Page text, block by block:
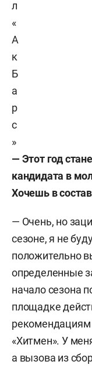
л
«
А
к
Б
а
р
с
»
— Этот год
кандидата в
Хочешь в
— Очень, но
сезоне, я не
положительно
определенные
начало сезона
площадке
рекомендациям
«Хитмен». У
а вызова из